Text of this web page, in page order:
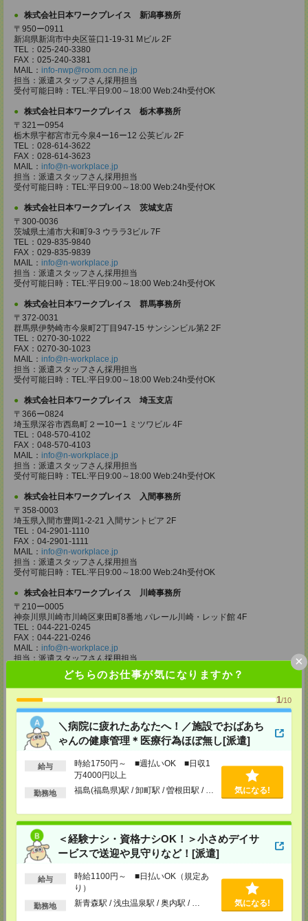
どちらのお仕事が気になりますか？
1/10
＼病院に疲れたあなたへ！／施設でおばあち
ゃんの健康管理＊医療行為ほぼ無し[派遣]
給与
時給1750円～ ■週払いOK ■日収1
万4000円以上
勤務地 福島(福島県)駅 / 卸町駅 / 曽根田駅 / … 気になる!
＜経験ナシ・資格ナシOK！＞小さめデイサ
ービスで送迎や見守りなど！[派遣]
給与
時給1100円～ ■日払いOK（規定あ
り）
勤務地 新青森駅 / 浅虫温泉駅 / 奥内駅 / … 気になる!
×
株式会社日本ワークプレイス 新潟事務所
〒950ー0911
新潟県新潟市中央区笹口1-19-31 Mビル 2F
TEL：025-240-3380
FAX：025-240-3381
MAIL： info-nwp@room.ocn.ne.jp
担当：派遣スタッフさん採用担当
受付可能日時：TEL:平日9:00～18:00 Web:24h受付OK
株式会社日本ワークプレイス 栃木事務所
〒321ー0954
栃木県宇都宮市元今泉4ー16ー12 公英ビル 2F
TEL：028-614-3622
FAX：028-614-3623
MAIL： info@n-workplace.jp
担当：派遣スタッフさん採用担当
受付可能日時：TEL:平日9:00～18:00 Web:24h受付OK
株式会社日本ワークプレイス 茨城支店
〒300-0036
茨城県土浦市大和町9-3 ウララ3ビル 7F
TEL：029-835-9840
FAX：029-835-9839
MAIL： info@n-workplace.jp
担当：派遣スタッフさん採用担当
受付可能日時：TEL:平日9:00～18:00 Web:24h受付OK
株式会社日本ワークプレイス 群馬事務所
〒372-0031
群馬県伊勢崎市今泉町2丁目947-15 サンシンビル第2 2F
TEL：0270-30-1022
FAX：0270-30-1023
MAIL： info@n-workplace.jp
担当：派遣スタッフさん採用担当
受付可能日時：TEL:平日9:00～18:00 Web:24h受付OK
株式会社日本ワークプレイス 埼玉支店
〒366ー0824
埼玉県深谷市西島町２ー10ー1 ミツワビル 4F
TEL：048-570-4102
FAX：048-570-4103
MAIL： info@n-workplace.jp
担当：派遣スタッフさん採用担当
受付可能日時：TEL:平日9:00～18:00 Web:24h受付OK
株式会社日本ワークプレイス 入間事務所
〒358-0003
埼玉県入間市豊岡1-2-21 入間サントピア 2F
TEL：04-2901-1110
FAX：04-2901-1111
MAIL： info@n-workplace.jp
担当：派遣スタッフさん採用担当
受付可能日時：TEL:平日9:00～18:00 Web:24h受付OK
株式会社日本ワークプレイス 川崎事務所
〒210ー0005
神奈川県川崎市川崎区東田町8番地 パレール川崎・レッド館 4F
TEL：044-221-0245
FAX：044-221-0246
MAIL： info@n-workplace.jp
担当：派遣スタッフさん採用担当
受付可能日時：TEL:平日9:00～18:00 Web:24h受付OK
株式会社日本ワークプレイス 神奈川支店
〒243ー0432
神奈川県海老名市中央2ー9ー50 海老名プライムタワー 7F
TEL：046-236-4110
FAX：046-236-4120
MAIL：info@n-workplace.jp
受付可能日時：TEL:平日9:00～18:00 Web:24h受付OK
株式会社日本ワークプレイス 相模原事務所
〒252-0231
TEL：042-786-5601
FAX：042-786-5602
MAIL：info@n-workplace.jp
担当：派遣スタッフさん採用担当
受付可能日時：TEL:平日9:00～18:00 Web:24h受付OK
株式会社日本ワークプレイス 平塚事務所
神奈川県平塚市八重咲町 6ー1 平塚南口駅前ビル 6F